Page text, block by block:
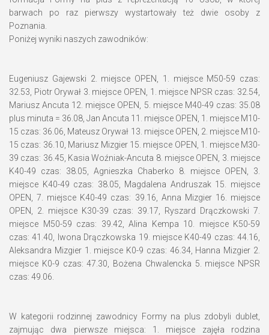
barwach po raz pierwszy wystartowały też dwie osoby z
Poznania.
Poniżej wyniki naszych zawodników:
Eugeniusz Gajewski 2. miejsce OPEN, 1. miejsce M50-59 czas:
32.53, Piotr Orywał 3. miejsce OPEN, 1. miejsce NPSR czas: 32.54,
Mariusz Ancuta 12. miejsce OPEN, 5. miejsce M40-49 czas: 35.08
plus minuta = 36.08, Jan Ancuta 11. miejsce OPEN, 1. miejsce M10-
15 czas: 36.06, Mateusz Orywał 13. miejsce OPEN, 2. miejsce M10-
15 czas: 36.10, Mariusz Mizgier 15. miejsce OPEN, 1. miejsce M30-
39 czas: 36.45, Kasia Woźniak-Ancuta 8. miejsce OPEN, 3. miejsce
K40-49 czas: 38.05, Agnieszka Chaberko 8. miejsce OPEN, 3.
miejsce K40-49 czas: 38.05, Magdalena Andruszak 15. miejsce
OPEN, 7. miejsce K40-49 czas: 39.16, Anna Mizgier 16. miejsce
OPEN, 2. miejsce K30-39 czas: 39.17, Ryszard Drączkowski 7.
miejsce M50-59 czas: 39.42, Alina Kempa 10. miejsce K50-59
czas: 41.40, Iwona Drączkowska 19. miejsce K40-49 czas: 44.16,
Aleksandra Mizgier 1. miejsce K0-9 czas: 46.34, Hanna Mizgier 2.
miejsce K0-9 czas: 47.30, Bożena Chwalencka 5. miejsce NPSR
czas: 49.06.
W kategorii rodzinnej zawodnicy Formy na plus zdobyli dublet,
zajmując dwa pierwsze miejsca: 1. miejsce zajęła rodzina